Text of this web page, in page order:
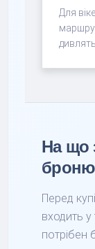
Для
На що
Перед
входить
потрібен